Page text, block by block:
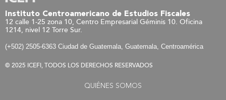
Instituto Centroamericano de Estudios Fiscales
12 calle 1-25 zona 10, Centro Empresarial Géminis 10. Oficina
1214, nivel 12 Torre Sur.
(+502) 2505-6363 Ciudad de Guatemala, Guatemala, Centroamérica
© 2025 ICEFI, TODOS LOS DERECHOS RESERVADOS
QUIÉNES SOMOS